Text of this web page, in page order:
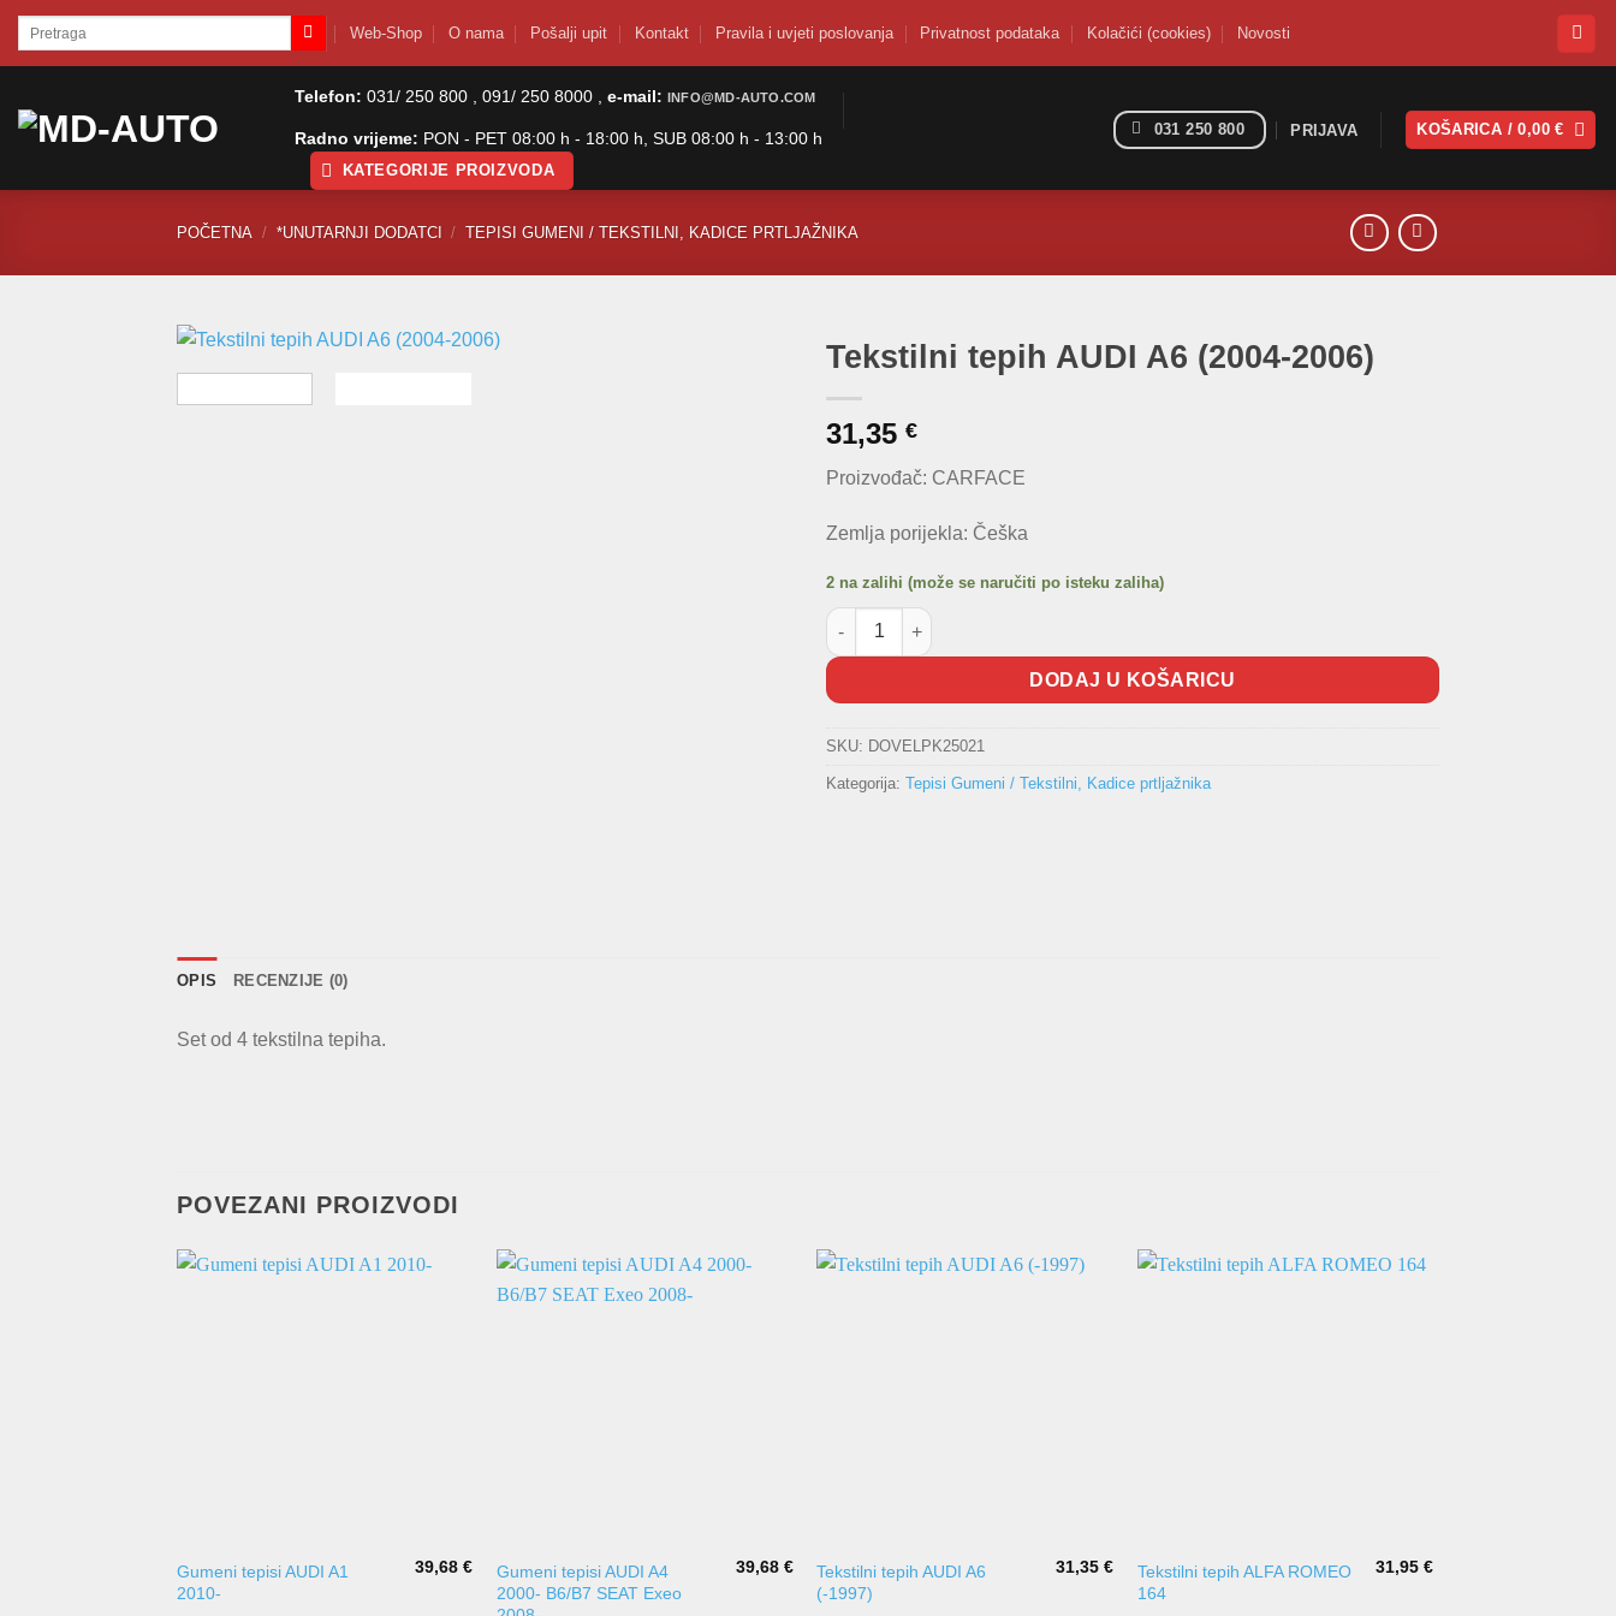
SkipPretraži: Web-Shop O nama Pošalji upit Kontakt Pravila i uvjeti poslovanja Privatnost podataka Kolačići (cookies) Novosti
Telefon: 031/ 250 800 , 091/ 250 8000 , e-mail: INFO@MD-AUTO.COM
Radno vrijeme: PON - PET 08:00 h - 18:00 h, SUB 08:00 h - 13:00 h
KATEGORIJE PROIZVODA
031 250 800 PRIJAVA KOŠARICA /0,00€
POČETNA / *UNUTARNJI DODATCI / TEPISI GUMENI / TEKSTILNI, KADICE PRTLJAŽNIKA
Tekstilni tepih AUDI A6 (2004-2006)
31,35 €
Proizvođač: CARFACE
Zemlja porijekla: Češka
2 na zalihi (može se naručiti po isteku zaliha)
Tekstilni tepih AUDI A6 (2004-2006) količina
DODAJ U KOŠARICU
SKU: DOVELPK25021
Kategorija: Tepisi Gumeni / Tekstilni, Kadice prtljažnika
OPIS RECENZIJE (0)
Set od 4 tekstilna tepiha.
POVEZANI PROIZVODI
Gumeni tepisi AUDI A1
2010-
39,68€
Gumeni tepisi AUDI A4
2000- B6/B7 SEAT Exeo
39,68 €
Tekstilni tepih AUDI A6
(-1997)
31,35 €
Tekstilni tepih ALFA ROMEO
164
31,95€